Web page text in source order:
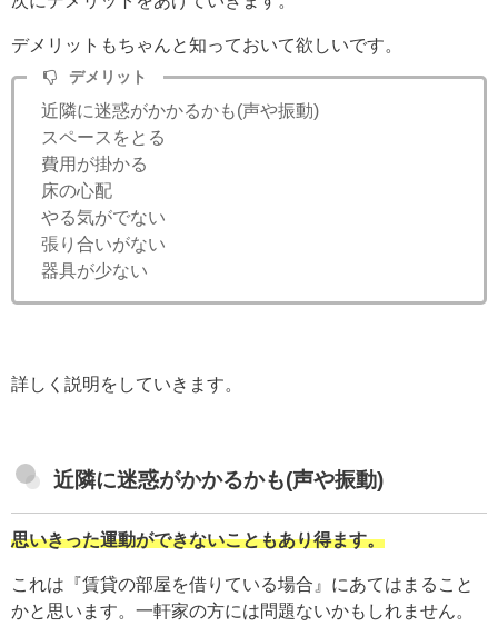
デメリットもちゃんと知っておいて欲しいです。
デメリット
近隣に迷惑がかかるかも(声や振動)
スペースをとる
費用が掛かる
床の心配
やる気がでない
張り合いがない
器具が少ない
詳しく説明をしていきます。
近隣に迷惑がかかるかも(声や振動)
思いきった運動ができないこともあり得ます。
これは『賃貸の部屋を借りている場合』にあてはまること
かと思います。一軒家の方には問題ないかもしれません。